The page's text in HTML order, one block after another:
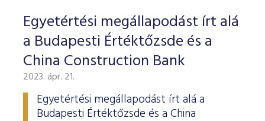
Egyetértési megállapodást írt alá
a Budapesti Értéktőzsde és a
China Construction Bank
2023. ápr. 21.
Egyetértési megállapodást írt alá a
Budapesti Értéktőzsde és a China